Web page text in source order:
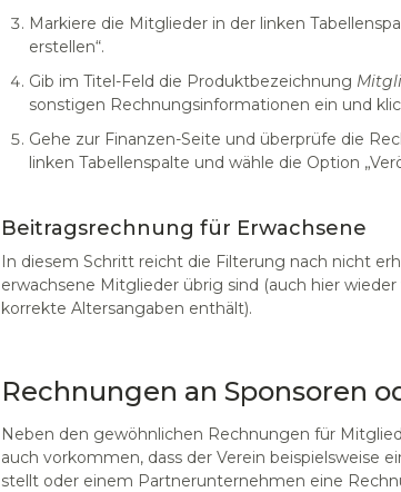
Markiere die Mitglieder in der linken
erstellen“.
Gib im Titel-Feld die Produktbezeichnung
sonstigen Rechnungsinformationen ein und
Gehe zur Finanzen-Seite und überprüfe die
linken Tabellenspalte und wähle die Option
Beitragsrechnung für Erwachsene
In diesem Schritt reicht die Filterung nach nicht
erwachsene Mitglieder übrig sind (auch hier
korrekte Altersangaben enthält).
Rechnungen an Sponsoren
Neben den gewöhnlichen Rechnungen für
auch vorkommen, dass der Verein beispielsweise
stellt oder einem Partnerunternehmen eine